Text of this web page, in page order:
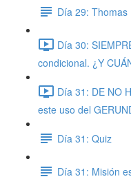
Día 29: Thomas
Día 30:
condicional. ¿Y
Día 31: DE NO
este uso del
Día 31: Quiz
Día 31: Misión